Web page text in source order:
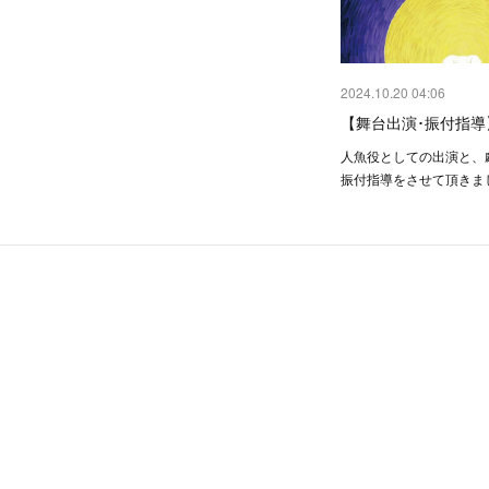
2024.10.20 04:06
【舞台出演･振付指
人魚役としての出演と
振付指導をさせて頂き